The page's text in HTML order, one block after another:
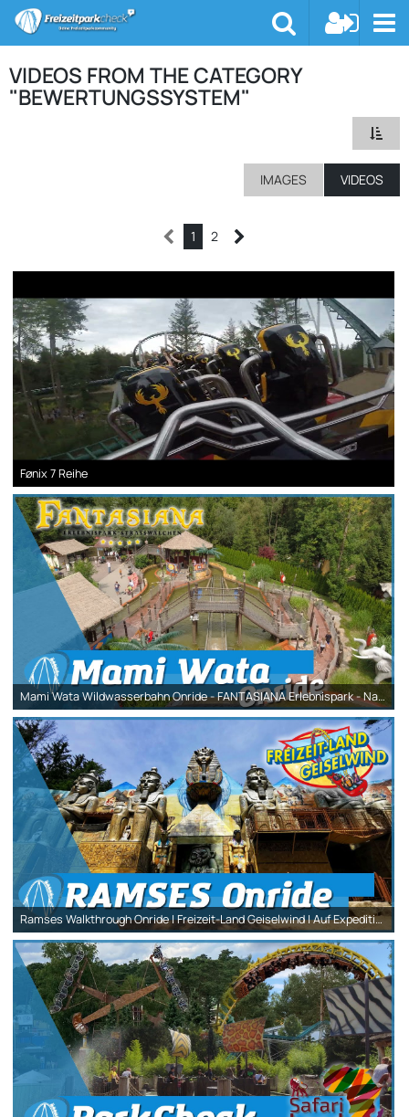
VIDEOS FROM THE CATEGORY
"BEWERTUNGSSYSTEM"
IMAGES VIDEOS
1 2
Fønix 7 Reihe
Mami Wata Wildwasserbahn Onride - FANTASIANA Erlebnispark - Nasse Bootsfahrt durch Afrika!
Ramses Walkthrough Onride | Freizeit-Land Geiselwind | Auf Expedition im alten Ägypten!